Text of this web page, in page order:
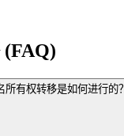
(FAQ)
所有权转移是如何进行的？